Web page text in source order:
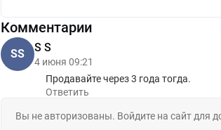
Комментарии
SS S S
4 июня 09:21
Продавайте через 3 года тогда.
Ответить